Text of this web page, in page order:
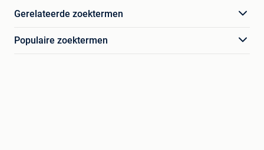
Gerelateerde zoektermen
Populaire zoektermen